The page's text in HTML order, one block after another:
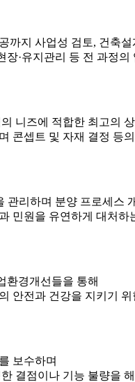
까지 사업성 검토, 건축
장·유지관리 등 전 과정의
니즈에 적합한 최고의
콘셉트 및 자재 결정 등
관리하며 분양 프로세스
민원을 유연하게 대처하
환경개선들을 통해
안전과 건강을 지키기
보수하며
결점이나 기능 불량을